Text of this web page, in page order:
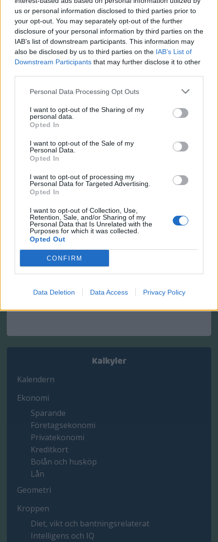
us or personal information disclosed to third parties prior to
your opt-out. You may separately opt-out of the further
disclosure of your personal information by third parties on the
IAB’s list of downstream participants. This information may
also be disclosed by us to third parties on the IAB’s List of
Downstream Participants that may further disclose it to other
Personal Data Processing Opt Outs
I want to opt-out of the Sharing of my
personal data.
Opted In
I want to opt-out of the Sale of my
Personal Data.
Opted In
I want to opt-out of processing my
Personal Data for Targeted Advertising.
Opted In
I want to opt-out of Collection, Use,
Retention, Sale, and/or Sharing of my
Personal Data that Is Unrelated with the
Purposes for which it was collected.
Opted Out
CONFIRM
Data Deletion Data Access Privacy Policy
Räkna ut vad en anställd kostar
Denna kalkyl från Verksamt.se hjälper dig att ta
Kalkylerna här är till för dig som driver ett
företag och som vill ha hjälp med att räkna ut
mycket annat som man behöver räkna på varje
Kalkyler
Kalendern
Ekonomi
Sparande
Företagsekonomi
Privatekonomi
Kreditkort
Bolån och husköp
Lån
Geometri
Kroppen
Diet, vikt och bantningsrelaterat
Intelligens och IQ